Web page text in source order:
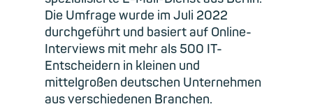
Die Umfrage wurde im Juli 2022
durchgeführt und basiert auf Online-
Interviews mit mehr als 500 IT-
Entscheidern in kleinen und
mittelgroßen deutschen Unternehmen
aus verschiedenen Branchen.